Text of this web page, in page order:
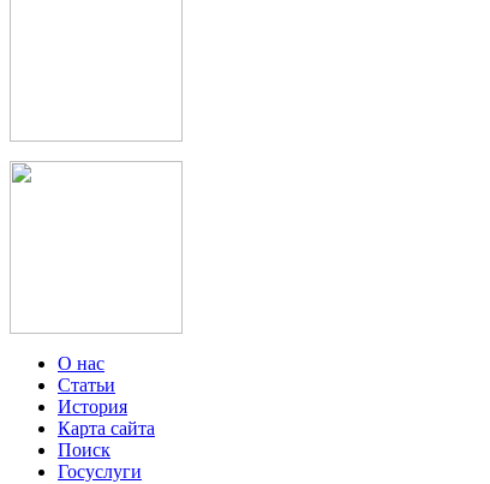
О нас
Статьи
История
Карта сайта
Поиск
Госуслуги